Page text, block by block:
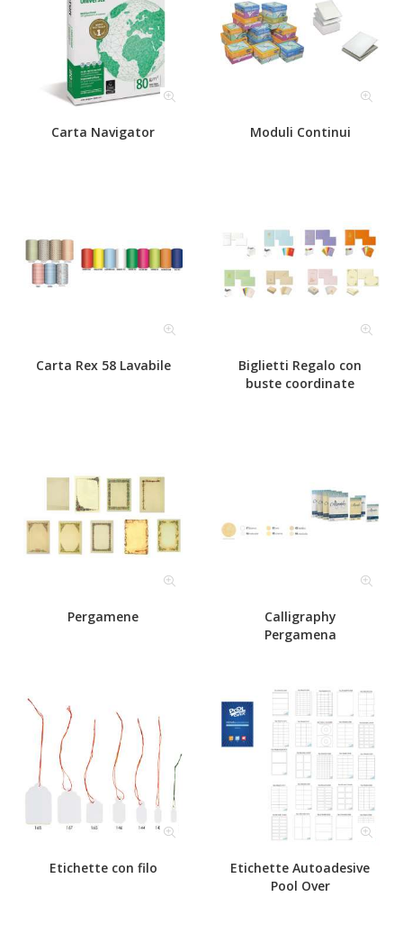
Carta Navigator Moduli Continui
Carta Rex 58 Lavabile
Biglietti Regalo con
buste coordinate
Pergamene
Calligraphy
Pergamena
Etichette con filo
Etichette Autoadesive
Pool Over